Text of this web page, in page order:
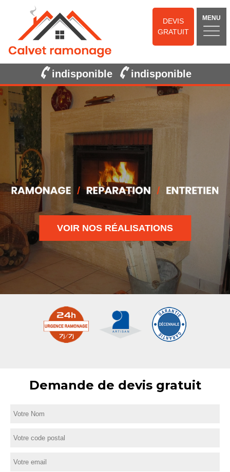
DEVIS
GRATUIT
MENU
indisponible indisponible
VOIR NOS RÉALISATIONS
Demande de devis gratuit